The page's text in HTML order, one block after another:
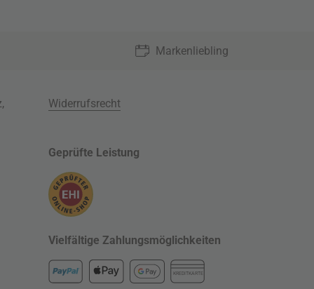
Markenliebling
,
Widerrufsrecht
Geprüfte Leistung
Vielfältige Zahlungsmöglichkeiten
KREDITKARTE